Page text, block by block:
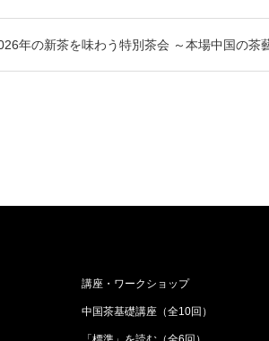
年の新茶を味わう特別茶会 ～本場中国の茶
講座・ワークショップ
中国茶基礎講座（全10回）